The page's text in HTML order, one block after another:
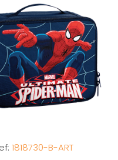
1818730-B-ART